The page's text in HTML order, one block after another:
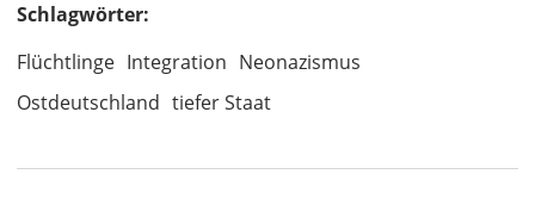
Schlagwörter:
Flüchtlinge Integration Neonazismus
Ostdeutschland tiefer Staat